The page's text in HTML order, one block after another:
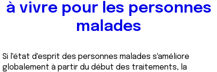
à vivre pour les personnes
malades
Si l'état d'esprit des personnes malades s'améliore
globalement à partir du début des traitements, la